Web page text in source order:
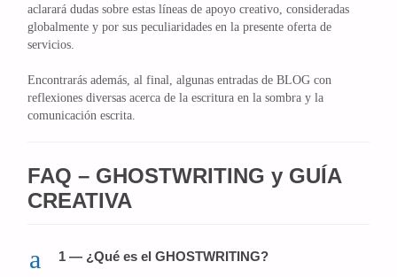
aclarará dudas sobre estas líneas de apoyo creativo, consideradas
globalmente y por sus peculiaridades en la presente oferta de
servicios.
Encontrarás además, al final, algunas entradas de BLOG con
reflexiones diversas acerca de la escritura en la sombra y la
comunicación escrita.
FAQ – GHOSTWRITING y GUÍA
CREATIVA
a 1 — ¿Qué es el GHOSTWRITING?